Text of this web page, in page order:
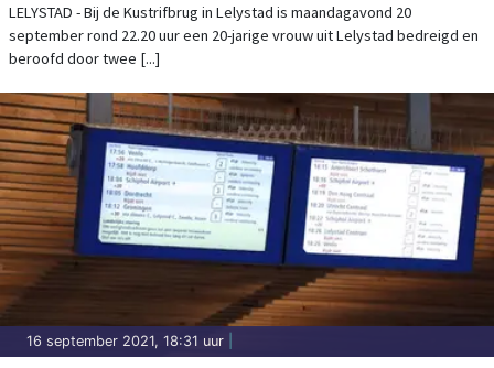
LELYSTAD - Bij de Kustrifbrug in Lelystad is maandagavond 20
september rond 22.20 uur een 20-jarige vrouw uit Lelystad bedreigd en
beroofd door twee [...]
16 september 2021, 18:31 uur